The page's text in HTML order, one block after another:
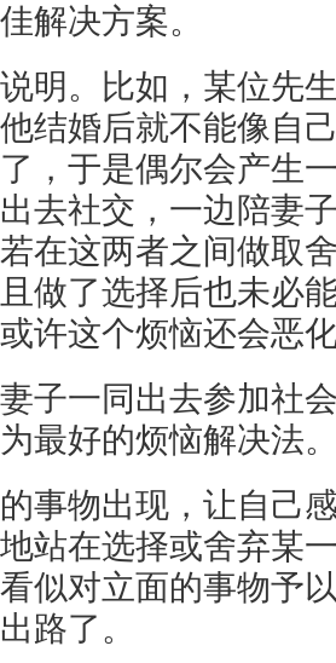
解决方案。
明。比如，某位先
结婚后就不能像自
，于是偶尔会产生
去社交，一边陪妻
在这两者之间做取
做了选择后也未必
许这个烦恼还会恶
子一同出去参加社
最好的烦恼解决法
事物出现，让自己
站在选择或舍弃某
似对立面的事物予
路了。